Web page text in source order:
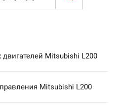
Mitsubishi L200
Mitsubishi L200